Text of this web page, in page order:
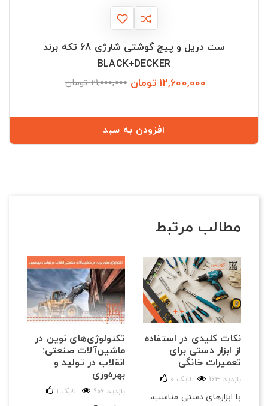
ست دریل و پیچ گوشتی شارژی 68 تکه برند
BLACK+DECKER
12,600,000 تومان 21,000,000 تومان
افزودن به سبد
مطالب مرتبط
تکنولوژی‌های نوین در
ماشین‌آلات صنعتی:
انقلاب در تولید و
بهره‌وری
906 بازدید 1 لایک
نکات کلیدی در استفاده
از ابزار دستی برای
تعمیرات خانگی
163 بازدید 0 لایک
با ابزارهای دستی مناسب،